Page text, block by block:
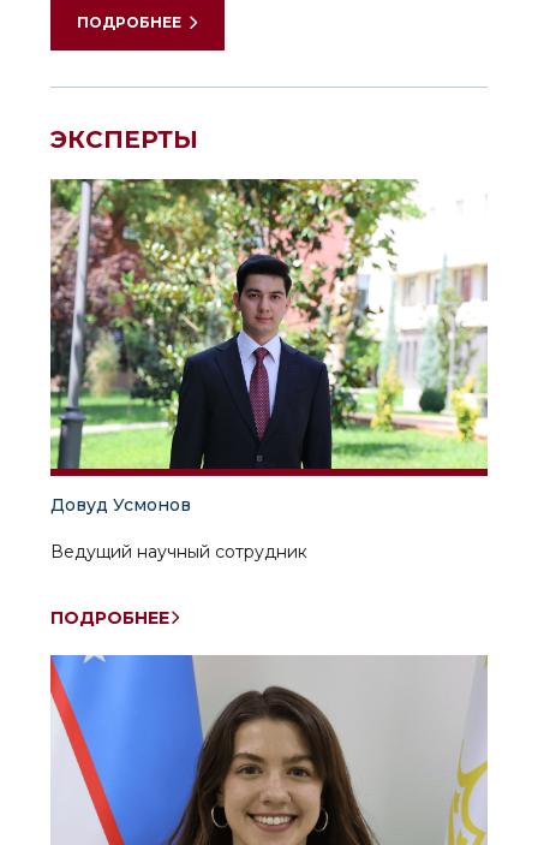
ПОДРОБНЕЕ
ЭКСПЕРТЫ
Довуд Усмонов
Ведущий научный сотрудник
ПОДРОБНЕЕ